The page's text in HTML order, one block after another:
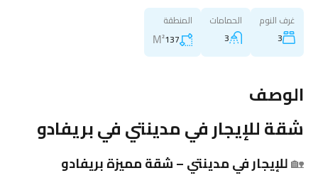
غرف النوم
3
الحمامات
3
المنطقة
137
M²
الوصف
شقة للإيجار في مدينتي في بريفادو
🏡للإيجار في مدينتي – شقة مميزة بريفادو